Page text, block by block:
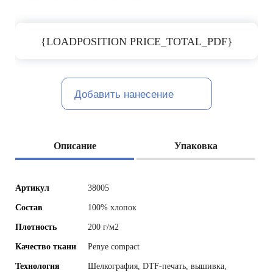
{LOADPOSITION PRICE_TOTAL_PDF}
Добавить нанесение
Описание Упаковка
Артикул 38005
Состав 100% хлопок
Плотность 200 г/м2
Качество ткани Penye compact
Технология
Шелкография, DTF-печать, вышивка,